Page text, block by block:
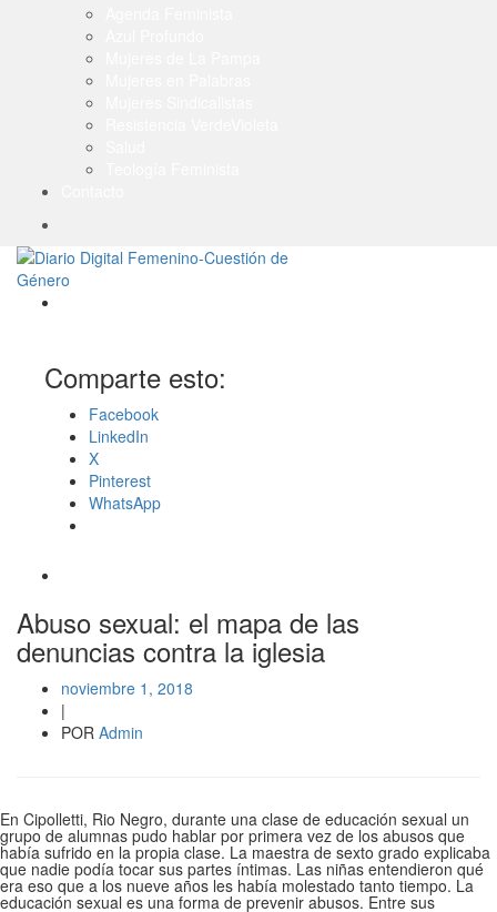
Comparte esto:
Facebook
LinkedIn
X
Pinterest
WhatsApp
Abuso sexual: el mapa de las
denuncias contra la iglesia
noviembre 1, 2018
|
POR Admin
En Cipolletti, Rio Negro, durante una clase de educación sexual un
grupo de alumnas pudo hablar por primera vez de los abusos que
había sufrido en la propia clase. La maestra de sexto grado explicaba
que nadie podía tocar sus partes íntimas. Las niñas entendieron qué
era eso que a los nueve años les había molestado tanto tiempo. La
educación sexual es una forma de prevenir abusos. Entre sus